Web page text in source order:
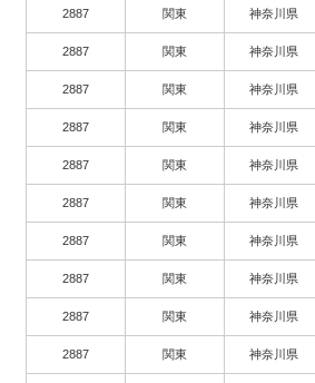
2887 関東 神奈川県
2887 関東 神奈川県
2887 関東 神奈川県
2887 関東 神奈川県
2887 関東 神奈川県
2887 関東 神奈川県
2887 関東 神奈川県
2887 関東 神奈川県
2887 関東 神奈川県
2887 関東 神奈川県